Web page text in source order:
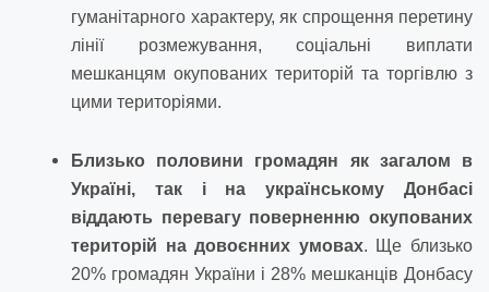
гуманітарного характеру, як спрощення перетину
лінії розмежування, соціальні виплати
мешканцям окупованих територій та торгівлю з
цими територіями.
Близько половини громадян як загалом в
Україні, так і на українському Донбасі
віддають перевагу поверненню окупованих
територій на довоєнних умовах. Ще близько
20% громадян України і 28% мешканців Донбасу